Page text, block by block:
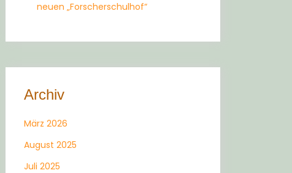
neuen „Forscherschulhof“
Archiv
März 2026
August 2025
Juli 2025